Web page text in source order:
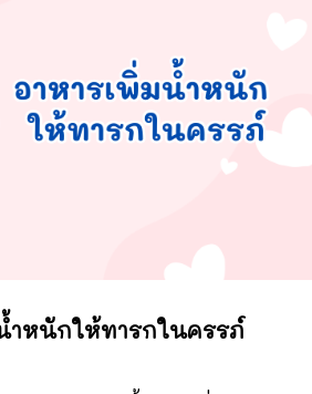
ำหนักให้ทารกในครรภ์